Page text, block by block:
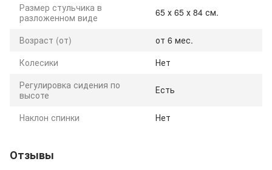
Размер стульчика в
разложенном виде
65 х 65 х 84 см.
Возраст (от)
от 6 мес.
Колесики
Нет
Регулировка сидения по
высоте
Есть
Наклон спинки Нет
Отзывы